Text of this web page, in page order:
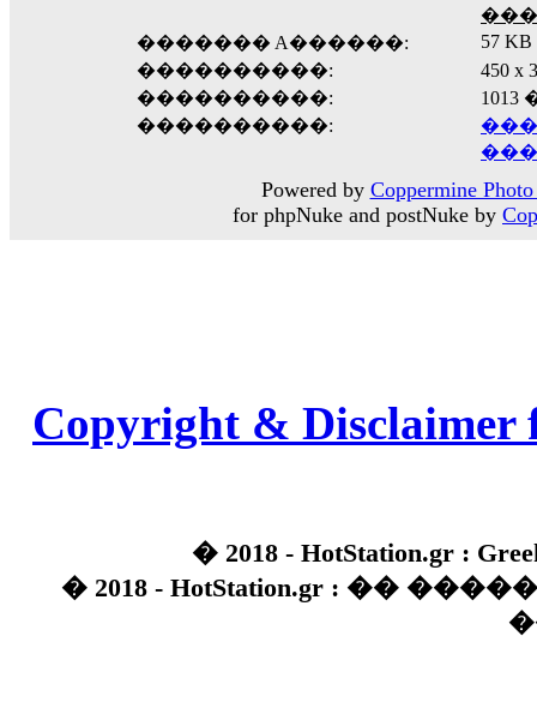
���
������� A������:
57 KB
����������:
450
����������:
����������:
Powered by Coppermine
for phpNuke and postNuke by
Copyright & Disclaimer
� 2018 - HotStation.gr :
� 2018 - HotStation.gr : ��